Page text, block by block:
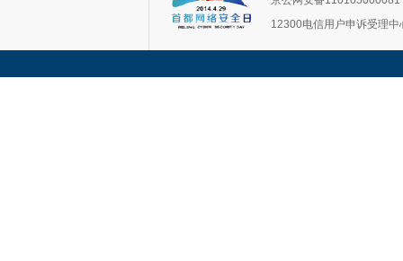
12300电信用户申诉受理中